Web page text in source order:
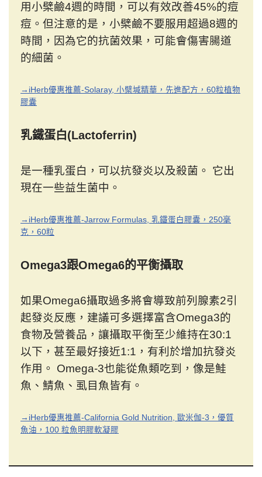
用小檗鹼4週的時間，可以有效改善45%的痘
痘。但注意的是，小檗鹼不要服用超過8週的
時間，因為它的抗菌效果，可能會傷害腸道
的細菌。
→iHerb優惠推薦-Solaray, 小檗堿精華，先進配方，60粒植物
膠囊
乳鐵蛋白(Lactoferrin)
是一種乳蛋白，可以抗發炎以及殺菌。 它出
現在一些益生菌中。
→iHerb優惠推薦-Jarrow Formulas, 乳鐵蛋白膠囊，250毫
克，60粒
Omega3跟Omega6的平衡攝取
如果Omega6攝取過多將會導致前列腺素2引
起發炎反應，建議可多選擇富含Omega3的
食物及營養品，讓攝取平衡至少維持在30:1
以下，甚至最好接近1:1，有利於增加抗發炎
作用。 Omega-3也能從魚類吃到，像是鮭
魚、鯖魚、虱目魚皆有。
→iHerb優惠推薦-California Gold Nutrition, 歐米伽-3，優質
魚油，100 粒魚明膠軟凝膠